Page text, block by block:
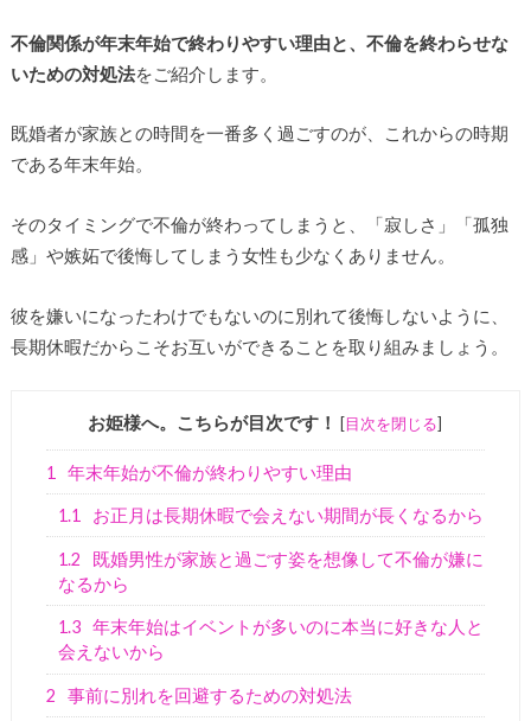
不倫関係が年末年始で終わりやすい理由と、不倫を終わらせな
いための対処法をご紹介します。
既婚者が家族との時間を一番多く過ごすのが、これからの時期
である年末年始。
そのタイミングで不倫が終わってしまうと、「寂しさ」「孤独
感」や嫉妬で後悔してしまう女性も少なくありません。
彼を嫌いになったわけでもないのに別れて後悔しないように、
長期休暇だからこそお互いができることを取り組みましょう。
お姫様へ。こちらが目次です！ [目次を閉じる]
1 年末年始が不倫が終わりやすい理由
1.1 お正月は長期休暇で会えない期間が長くなるから
1.2
既婚男性が家族と過ごす姿を想像して不倫が嫌に
なるから
1.3 年末年始はイベントが多いのに本当に好きな人と
会えないから
2 事前に別れを回避するための対処法